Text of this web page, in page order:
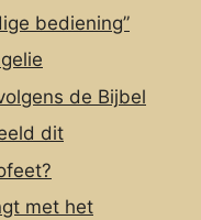
bediening”
de Bijbel
dit
met het